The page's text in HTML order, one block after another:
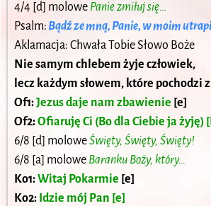
4/4 [d] molowe Panie zmiłuj się…
Psalm: Bądź ze mną, Panie, w moim
Aklamacja: Chwała Tobie Słowo Boże
Nie samym chlebem żyje człowiek,
lecz każdym słowem, które pochodzi
Of1:Jezus daje nam zbawienie [e]
Of2:Ofiaruję Ci (Bo dla Ciebie ja żyję)
6/8 [d] moloweŚwięty, Święty, Święty!
6/8 [a] molowe Baranku Boży, który…
Ko1:Witaj Pokarmie [e]
Ko2: Idzie mój Pan [e]